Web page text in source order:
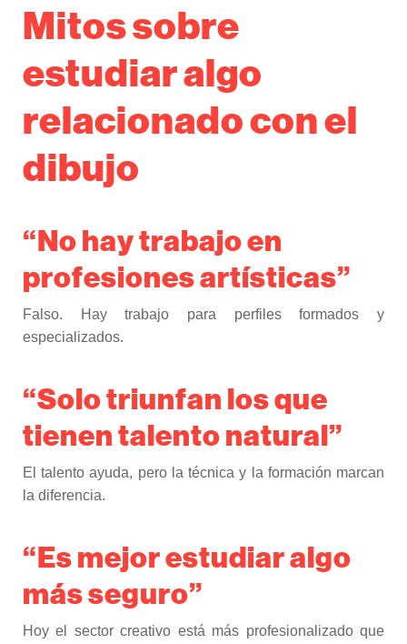
Mitos sobre
estudiar algo
relacionado con el
dibujo
“No hay trabajo en
profesiones artísticas”
Falso. Hay trabajo para perfiles formados y
especializados.
“Solo triunfan los que
tienen talento natural”
El talento ayuda, pero la técnica y la formación marcan
la diferencia.
“Es mejor estudiar algo
más seguro”
Hoy el sector creativo está más profesionalizado que